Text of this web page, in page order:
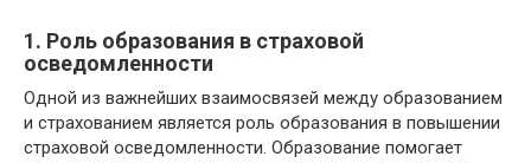
1. Роль образования в страховой
осведомленности
Одной из важнейших взаимосвязей между образованием
и страхованием является роль образования в повышении
страховой осведомленности. Образование помогает